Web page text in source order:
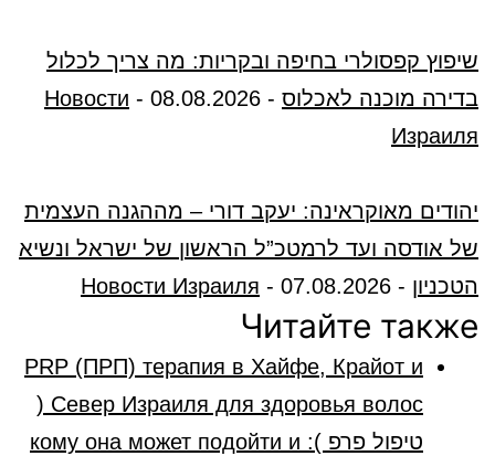
שיפוץ קפסולרי בחיפה ובקריות: מה צריך לכלול
בדירה מוכנה לאכלוס -
08.08.2026
-
Новости
Израиля
יהודים מאוקראינה: יעקב דורי – מההגנה העצמית
של אודסה ועד לרמטכ”ל הראשון של ישראל ונשיא
הטכניון -
07.08.2026
-
Новости Израиля
Читайте также
PRP (ПРП) терапия в Хайфе, Крайот и
Север Израиля для здоровья волос (
טיפול פרפ ): кому она может подойти и